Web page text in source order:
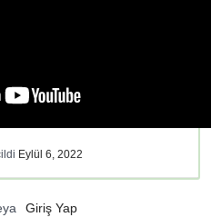
Eylül 6, 2022
Giriş Yap